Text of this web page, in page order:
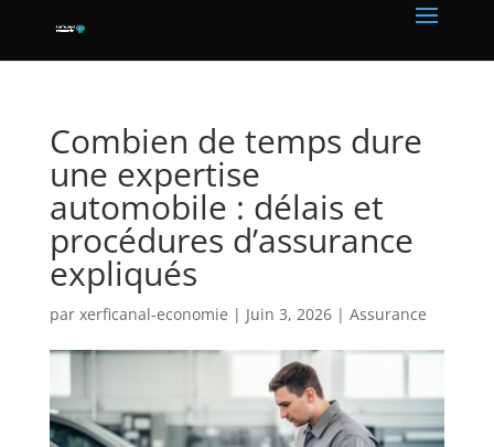
Combien de temps dure
une expertise
automobile : délais et
procédures d’assurance
expliqués
par xerficanal-economie | Juin 3, 2026| Assurance